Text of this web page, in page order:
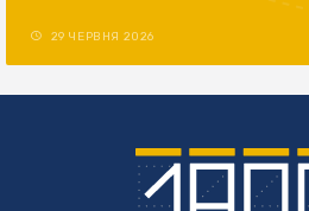
29 ЧЕРВНЯ 2026